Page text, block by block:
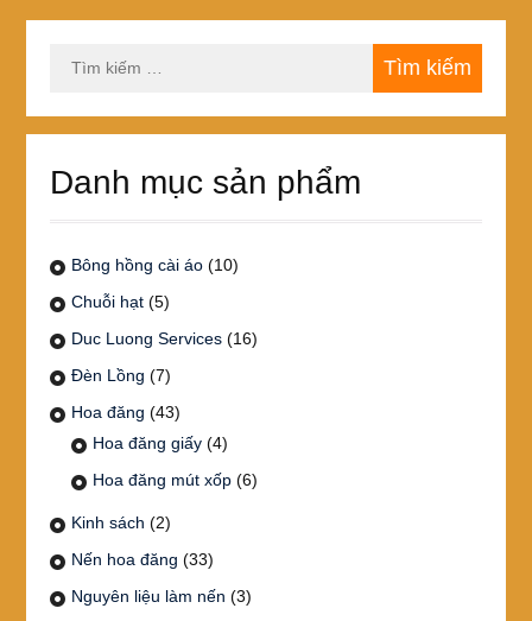
được
chọn
trang
kiếm
Danh mục sản phẩm
Bông hồng cài áo (10)
Chuỗi hạt (5)
Duc Luong Services (16)
Đèn Lồng (7)
Hoa đăng (43)
Hoa đăng giấy (4)
Hoa đăng mút xốp (6)
Kinh sách (2)
Nến hoa đăng (33)
Nguyên liệu làm nến (3)